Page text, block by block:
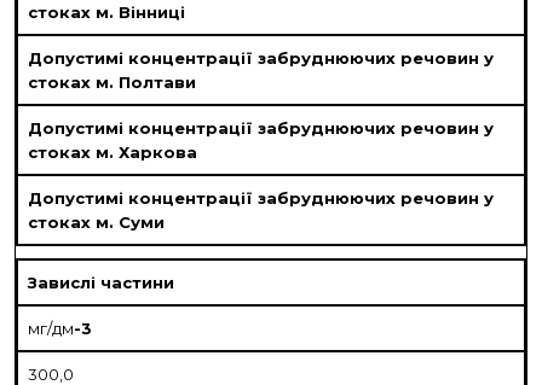
стоках м. Вінниці
Допустимі концентрації забруднюючих речовин у
стоках м. Полтави
Допустимі концентрації забруднюючих речовин у
стоках м. Харкова
Допустимі концентрації забруднюючих речовин у
стоках м. Суми
Завислі частини
мг/дм-3
300,0